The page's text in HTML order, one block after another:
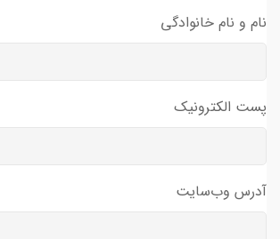
نام و نام خانوادگی
پست الکترونیک
آدرس وب‌سایت